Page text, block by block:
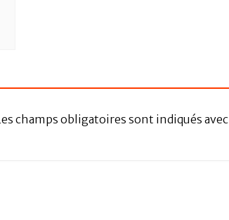
champs obligatoires sont indiqués avec